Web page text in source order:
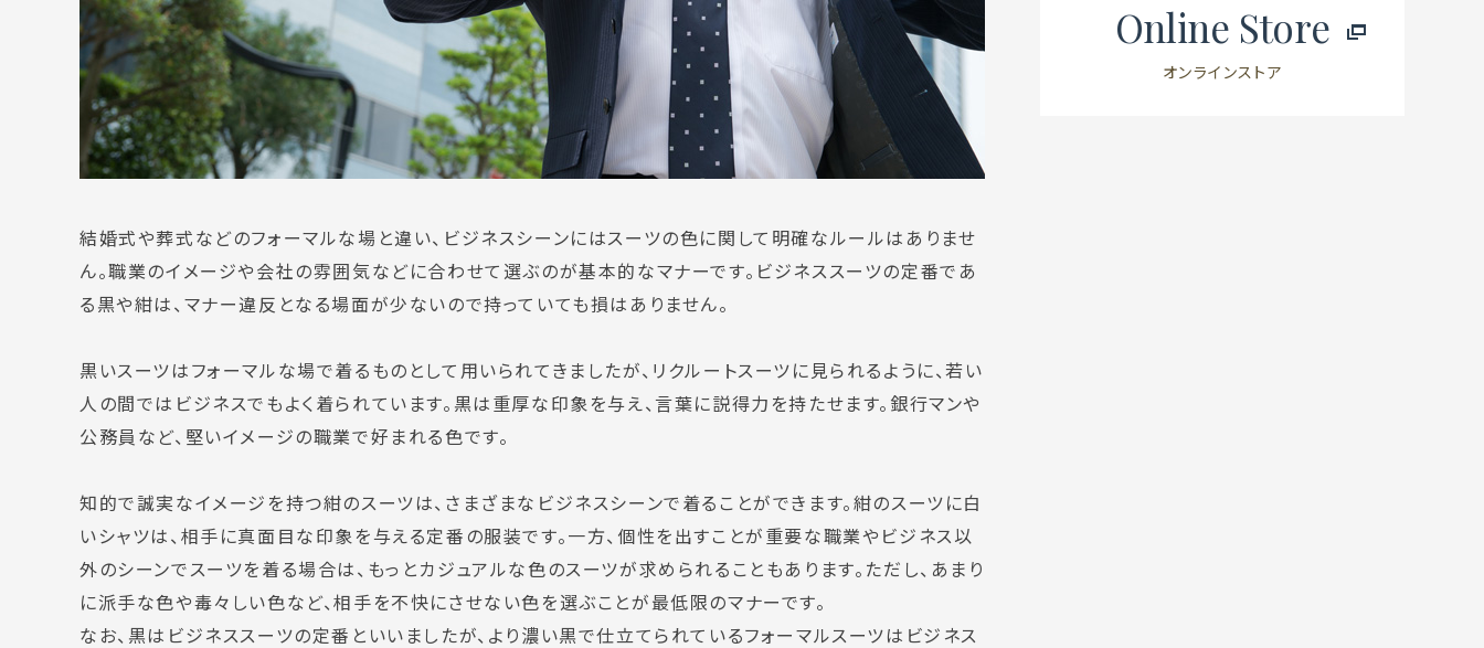
結婚式や葬式などのフォーマルな場と違い、ビジネスシーンにはスーツの色に関して明確なルールはありませ
ん。職業のイメージや会社の雰囲気などに合わせて選ぶのが基本的なマナーです。ビジネススーツの定番であ
る黒や紺は、 マナー違反となる場面が少ない ので持っていても損はありません。
黒いスーツはフォーマルな場で着るものとして用いられてきましたが、リクルートスーツに見られるように、若い
人の間ではビジネスでもよく着られています。黒は重厚な印象を与え、言葉に説得力を持たせます。 銀行マンや
公務員など、堅いイメージの職業で好まれる色です。
知的で誠実なイメージを持つ紺のスーツは、さまざまなビジネスシーンで着ることができます。紺のスーツに白
いシャツは、 相手に真面目な印象を与える定番の服装です。一方、個性を出すことが重要な職業やビジネス以
外のシーンでスーツを着る場合は、もっとカジュアルな色のスーツが求められることもあります。ただし、あまり
に派手な色や毒々しい色など、相手を不快にさせない色を選ぶことが最低限のマナーです。
なお、黒はビジネススーツの定番といいましたが、より 濃い黒で仕立てられているフォーマルスーツはビジネス
Online Store
オンラインストア